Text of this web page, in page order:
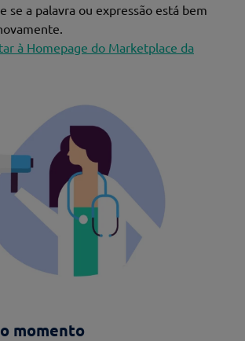
se a palavra ou expressão está bem
à Homepage do Marketplace da
momento